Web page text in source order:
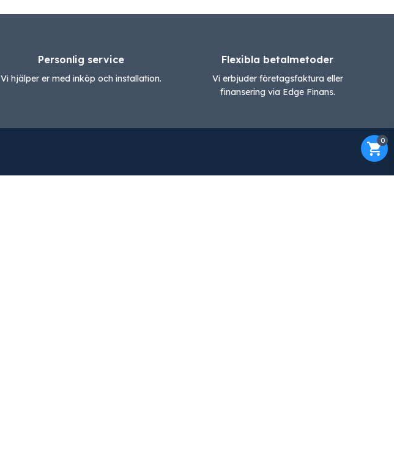
Personlig service
Vi hjälper er med inköp och installation.
Flexibla betalmetoder
Vi erbjuder företagsfaktura eller
finansering via Edge Finans.
0